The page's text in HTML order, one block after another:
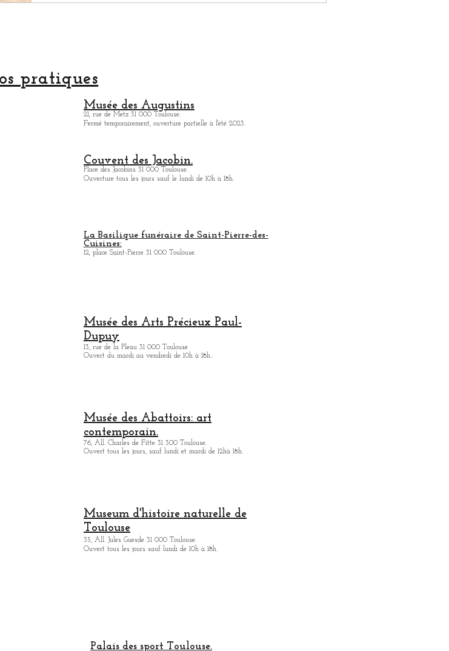
pratiques
Musée des Augustins
21, rue de Metz 31 000 Toulouse.
Fermé temporairement, ouverture partielle à l'été 2023.
Couvent des Jacobin.
Place des Jacobins 31 000 Toulouse.
Ouverture tous les jours sauf le lundi de 10h à 18h.
La Basilique funéraire de Saint-Pierre-des-
Cuisines:
12, place Saint-Pierre 31 000 Toulouse.
Musée des Arts Précieux Paul-
Dupuy
13, rue de la Pleau 31 000 Toulouse
Ouvert du mardi au vendredi de 10h à 18h..
Musée des Abattoirs: art
contemporain.
76, All. Charles de Fitte 31 300 Toulouse.
Ouvert tous les jours, sauf lundi et mardi de 12hà 18h.
Museum d'histoire naturelle de
Toulouse
35, All. Jules Guesde 31 000 Toulouse.
Ouvert tous les jours sauf lundi de 10h à 18h.
Palais des sport Toulouse.